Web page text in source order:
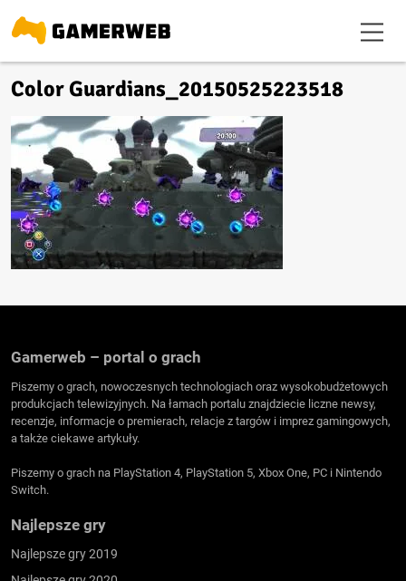
Color Guardians_20150525223518
Gamerweb – portal o grach
Piszemy o grach, nowoczesnych technologiach oraz wysokobudżetowych
produkcjach telewizyjnych. Na łamach portalu znajdziecie liczne newsy,
recenzje, informacje o premierach, relacje z targów i imprez gamingowych,
a także ciekawe artykuły.
Piszemy o grach na PlayStation 4, PlayStation 5, Xbox One, PC i Nintendo
Switch.
Najlepsze gry
Najlepsze gry 2019